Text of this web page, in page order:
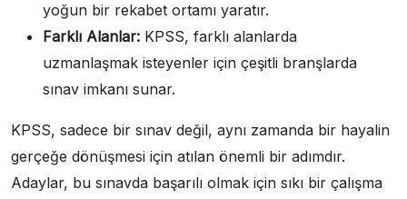
yoğun bir rekabet ortamı yaratır.
Farklı Alanlar: KPSS, farklı alanlarda
uzmanlaşmak isteyenler için çeşitli branşlarda
sınav imkanı sunar.
KPSS, sadece bir sınav değil, aynı zamanda bir hayalin
gerçeğe dönüşmesi için atılan önemli bir adımdır.
Adaylar, bu sınavda başarılı olmak için sıkı bir çalışma